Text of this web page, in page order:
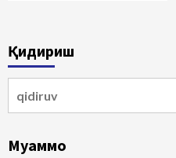
Қидириш
Муаммо